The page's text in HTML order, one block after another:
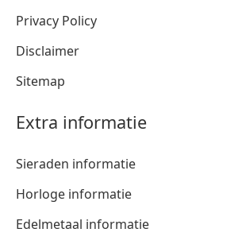
Privacy Policy
Disclaimer
Sitemap
Extra informatie
Sieraden informatie
Horloge informatie
Edelmetaal informatie